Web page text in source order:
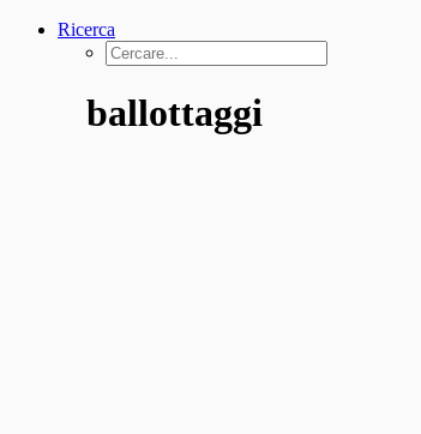
Ricerca
ballottaggi